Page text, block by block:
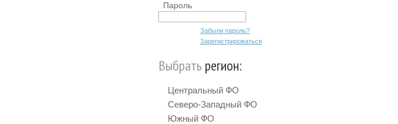
Пароль
Забыли пароль?
Зарегистрироваться
Выбрать регион:
Центральный ФО
Северо-Западный ФО
Южный ФО